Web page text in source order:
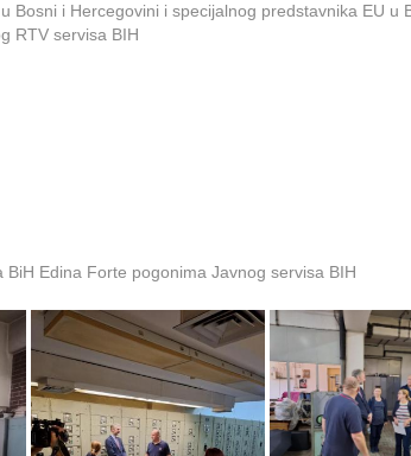
i Hercegovini i specijalnog predstavnika EU u
RTV servisa BIH
Edina Forte pogonima Javnog servisa BIH